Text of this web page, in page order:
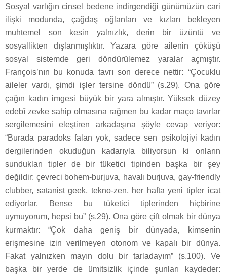
Sosyal varlığın cinsel bedene indirgendiği günümüzün cari
ilişki modunda, çağdaş oğlanları ve kızları bekleyen
muhtemel son kesin yalnızlık, derin bir üzüntü ve
sosyallikten dışlanmışlıktır. Yazara göre ailenin çöküşü
sosyal sistemde geri döndürülemez yaralar açmıştır.
François’nın bu konuda tavrı son derece nettir: “Çocuklu
aileler vardı, şimdi işler tersine döndü” (s.29). Ona göre
çağın kadın imgesi büyük bir yara almıştır. Yüksek düzey
edebî zevke sahip olmasına rağmen bu kadar maço tavırlar
sergilemesini eleştiren arkadaşına şöyle cevap veriyor:
“Burada paradoks falan yok, sadece sen psikolojiyi kadın
dergilerinden okuduğun kadarıyla biliyorsun ki onların
sundukları tipler de bir tüketici tipinden başka bir şey
değildir: çevreci bohem-burjuva, havalı burjuva, gay-friendly
clubber, satanist geek, tekno-zen, her hafta yeni tipler icat
ediyorlar. Bense bu tüketici tiplerinden hiçbirine
uymuyorum, hepsi bu” (s.29). Ona göre çift olmak bir dünya
kurmaktır: “Çok daha geniş bir dünyada, kimsenin
erişmesine izin verilmeyen otonom ve kapalı bir dünya.
Fakat yalnızken mayın dolu bir tarladayım” (s.100). Ve
başka bir yerde de ümitsizlik içinde şunları kaydeder: